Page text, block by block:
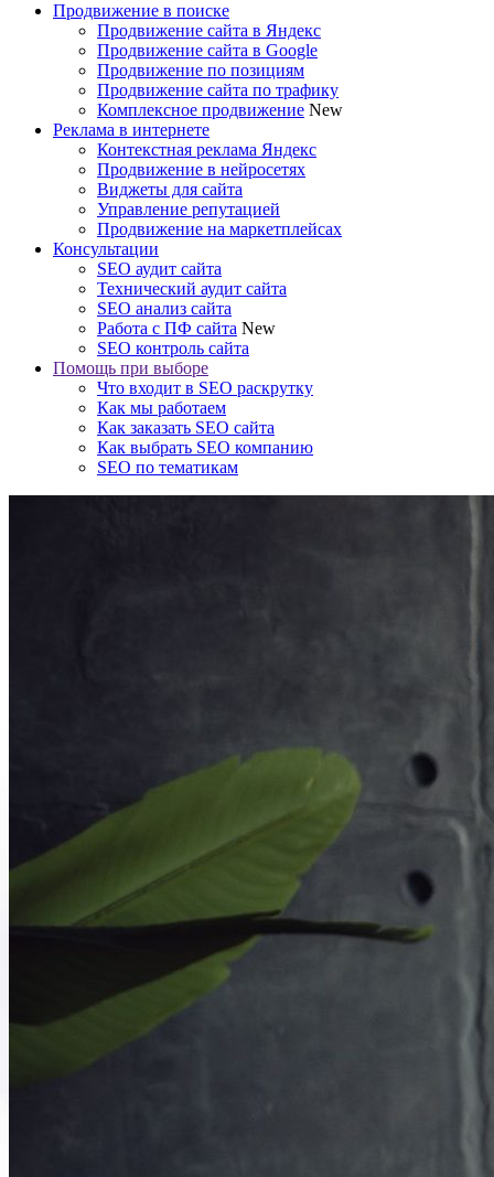
Продвижение в поиске
Продвижение сайта в Яндекс
Продвижение сайта в Google
Продвижение по позициям
Продвижение сайта по трафику
Комплексное продвижение New
Реклама в интернете
Контекстная реклама Яндекс
Продвижение в нейросетях
Виджеты для сайта
Управление репутацией
Продвижение на маркетплейсах
Консультации
SEO аудит сайта
Технический аудит сайта
SEO анализ сайта
Работа с ПФ сайта New
SEO контроль сайта
Помощь при выборе
Что входит в SEO раскрутку
Как мы работаем
Как заказать SEO сайта
Как выбрать SEO компанию
SEO по тематикам